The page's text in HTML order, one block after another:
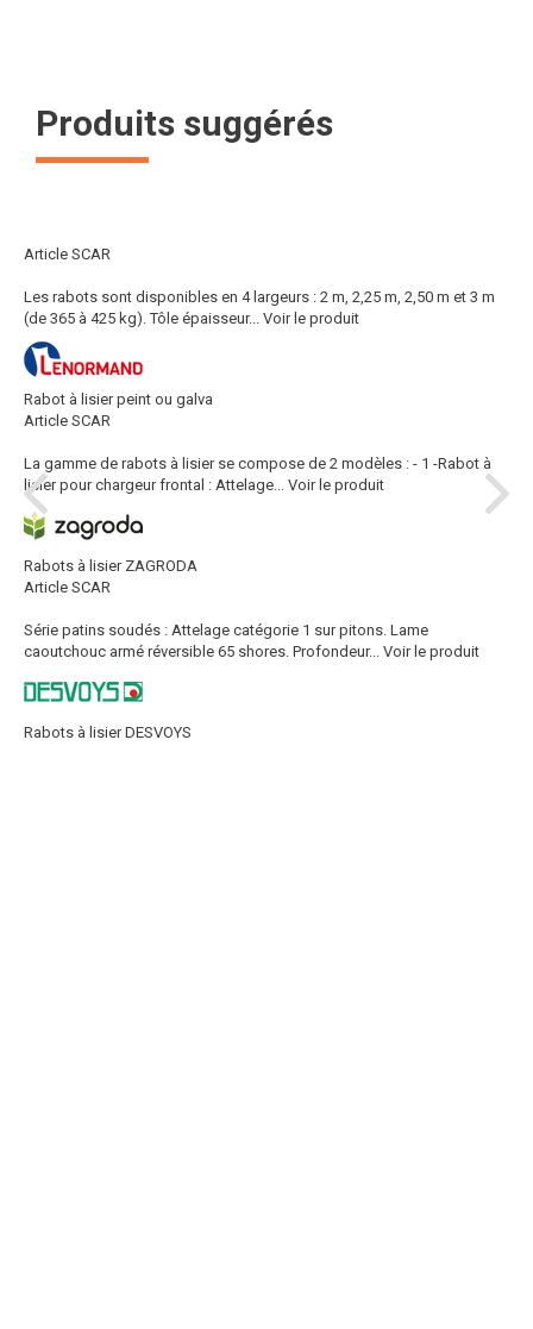
Produits suggérés
Article SCAR
Les rabots sont disponibles en 4 largeurs : 2 m, 2,25 m, 2,50 m et 3 m
(de 365 à 425 kg). Tôle épaisseur...
Voir le produit
Rabot à lisier peint ou galva
Article SCAR
La gamme de rabots à lisier se compose de 2 modèles : - 1 -Rabot à
lisier pour chargeur frontal : Attelage...
Voir le produit
Rabots à lisier ZAGRODA
Article SCAR
Série patins soudés : Attelage catégorie 1 sur pitons. Lame
caoutchouc armé réversible 65 shores. Profondeur...
Voir le produit
Rabots à lisier DESVOYS